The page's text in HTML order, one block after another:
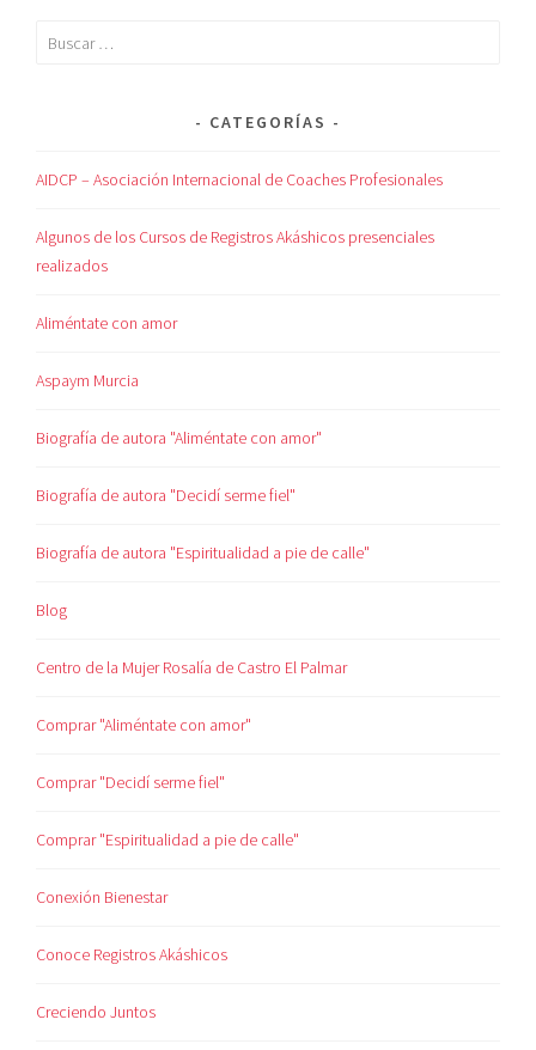
CATEGORÍAS
AIDCP – Asociación Internacional de Coaches Profesionales
Algunos de los Cursos de Registros Akáshicos presenciales
realizados
Aliméntate con amor
Aspaym Murcia
Biografía de autora "Aliméntate con amor"
Biografía de autora "Decidí serme fiel"
Biografía de autora "Espiritualidad a pie de calle"
Blog
Centro de la Mujer Rosalía de Castro El Palmar
Comprar "Aliméntate con amor"
Comprar "Decidí serme fiel"
Comprar "Espiritualidad a pie de calle"
Conexión Bienestar
Conoce Registros Akáshicos
Creciendo Juntos